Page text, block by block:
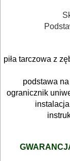
DREWNA
METALU
I
RĘCZNE
piła tarczowa z
podstawa
ogranicznik